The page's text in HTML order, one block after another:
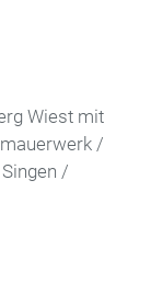
Wiest mit
/
/